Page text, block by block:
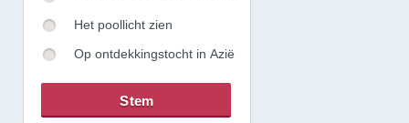
Het poollicht zien
Op ontdekkingstocht in Azië